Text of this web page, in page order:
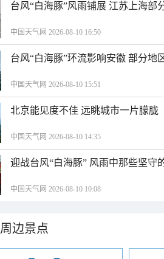
台风“白海豚”风雨铺展 江苏上海部
中国天气网 2026-08-10 16:50
台风“白海豚”环流影响安徽 部分地
中国天气网 2026-08-10 15:51
北京能见度不佳 远眺城市一片朦胧
中国天气网 2026-08-10 14:35
迎战台风“白海豚” 风雨中那些坚守
中国天气网 2026-08-10 10:08
周边景点